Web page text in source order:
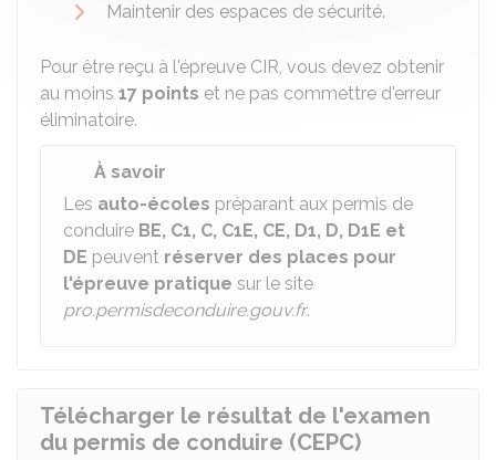
Maintenir des espaces de sécurité.
Pour être reçu à l'épreuve CIR, vous devez obtenir
au moins 17 points et ne pas commettre d'erreur
éliminatoire.
À savoir
Les auto-écoles préparant aux permis de
conduire BE, C1, C, C1E, CE, D1, D, D1E et
DE peuvent réserver des places pour
l'épreuve pratique sur le site
pro.permisdeconduire.gouv.fr.
Télécharger le résultat de l'examen
du permis de conduire (CEPC)